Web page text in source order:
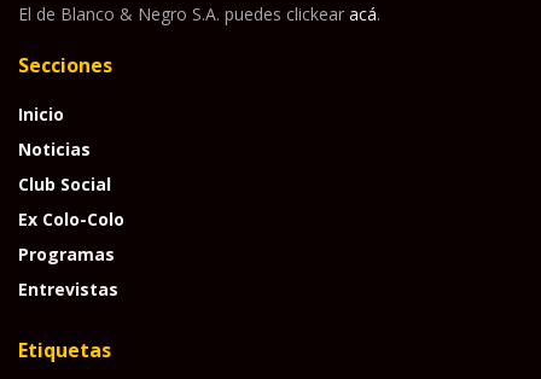
El de Blanco & Negro S.A. puedes clickear acá.
Secciones
Inicio
Noticias
Club Social
Ex Colo-Colo
Programas
Entrevistas
Etiquetas